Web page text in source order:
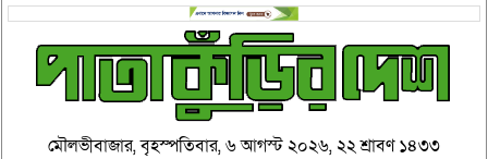
মৌলভীবাজার, বৃহস্পতিবার, ৬ আগস্ট ২০২৬, ২২ শ্রাবণ ১৪৩৩